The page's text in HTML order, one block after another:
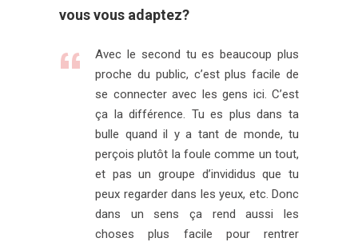
vous vous adaptez?
Avec le second tu es beaucoup plus
proche du public, c’est plus facile de
se connecter avec les gens ici. C’est
ça la différence. Tu es plus dans ta
bulle quand il y a tant de monde, tu
perçois plutôt la foule comme un tout,
et pas un groupe d’invididus que tu
peux regarder dans les yeux, etc. Donc
dans un sens ça rend aussi les
choses plus facile pour rentrer